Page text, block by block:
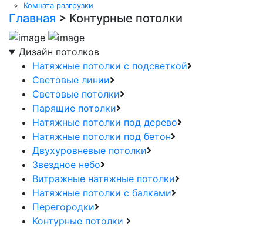
Комната разгрузки
Главная > Контурные потолки
Дизайн потолков
Натяжные потолки с подсветкой
Световые линии
Световые потолки
Парящие потолки
Натяжные потолки под дерево
Натяжные потолки под бетон
Двухуровневые потолки
Звездное небо
Витражные натяжные потолки
Натяжные потолки с балками
Перегородки
Контурные потолки